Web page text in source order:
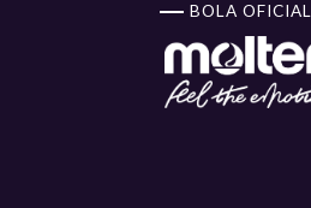
BOLA OFICIAL